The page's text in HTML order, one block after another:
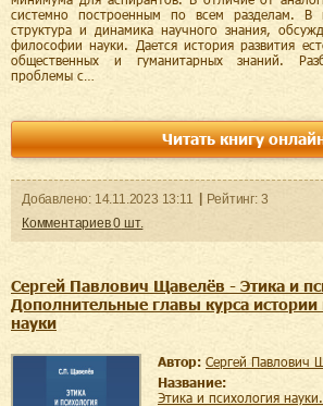
системно построенным по всем разделам. В
структура и динамика научного знания,
философии науки. Дается история развития
общественных и гуманитарных знаний.
проблемы с…
Читать книгу
Добавленo: 14.11.2023 13:11 Рейтинг: 3
Комментариев0 шт.
Сергей Павлович Щавелёв - Этика и
Дополнительные главы курса
науки
Автор:
Сергей Павлович
Название:
Этика и психология науки. Дополнительные главы